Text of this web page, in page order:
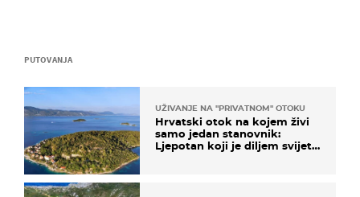
PUTOVANJA
UŽIVANJE NA "PRIVATNOM" OTOKU
Hrvatski otok na kojem živi
samo jedan stanovnik:
Ljepotan koji je diljem svijeta